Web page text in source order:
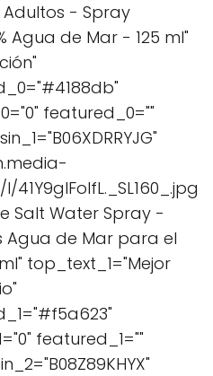
- Spray
Agua de Mar - 125 ml"
featured_0=""
Salt Water Spray -
Agua de Mar para el
top_text_1="Mejor
featured_1=""